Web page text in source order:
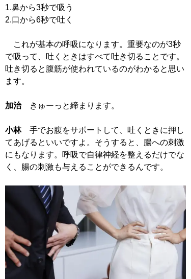
1.鼻から3秒で吸う
2.口から6秒で吐く
これが基本の呼吸になります。重要なのが3秒
で吸って、吐くときはすべて吐き切ることです。
吐き切ると腹筋が使われているのがわかると思い
ます。
加治きゅーっと締まります。
小林手でお腹をサポートして、吐くときに押し
てあげるといいですよ。そうすると、腸への刺激
にもなります。呼吸で自律神経を整えるだけでな
く、腸の刺激も与えることができるんです。